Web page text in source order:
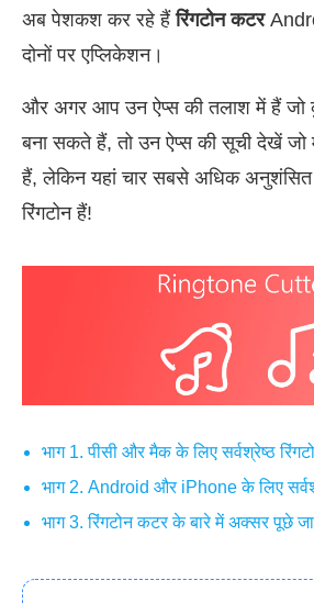
अब पेशकश कर रहे हैंरिंगटोन कटर
दोनों पर एप्लिकेशन।
और अगर आप उन ऐप्स की तलाश में हैं जो
बना सकते हैं, तो उन ऐप्स की सूची देखें
हैं, लेकिन यहां चार सबसे अधिक
रिंगटोन हैं!
भाग 1. पीसी और मैक के लिए सर्वश्रेष्ठ
भाग 2. Android और iPhone के लिए
भाग 3. रिंगटोन कटर के बारे में अक्सर पूछे